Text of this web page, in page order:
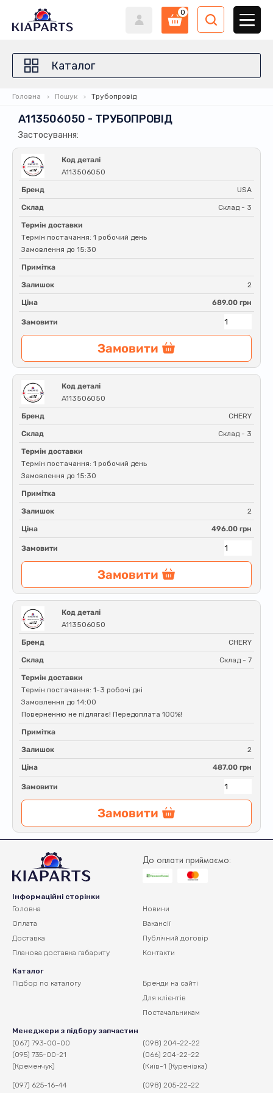
0
Каталог
Головна Пошук Трубопровід
A113506050 - ТРУБОПРОВІД
Застосування:
Код деталі
A113506050
Бренд USA
Склад Склад - 3
Термін доставки
Термін постачання: 1 робочий день
Замовлення до 15:30
Примітка
Залишок 2
Ціна 689.00 грн
Замовити
Замовити
Код деталі
A113506050
Бренд CHERY
Склад Склад - 3
Термін доставки
Термін постачання: 1 робочий день
Замовлення до 15:30
Примітка
Залишок 2
Ціна 496.00 грн
Замовити
Замовити
Код деталі
A113506050
Бренд CHERY
Склад Склад - 7
Термін доставки
Термін постачання: 1-3 робочі дні
Замовлення до 14:00
Поверненню не підлягає! Передоплата 100%!
Примітка
Залишок 2
Ціна 487.00 грн
Замовити
Замовити
До оплати приймаємо:
Інформаційні сторінки
Головна
Оплата
Доставка
Планова доставка габариту
Новини
Вакансії
Публічний договір
Контакти
Каталог
Підбор по каталогу
Бренди на сайті
Для клієнтів
Постачальникам
Менеджери з підбору запчастин
(067) 793-00-00
(095) 735-00-21
(Кременчук)
(097) 625-16-44
(098) 204-22-22
(066) 204-22-22
(Київ-1 (Куренівка)
(098) 205-22-22